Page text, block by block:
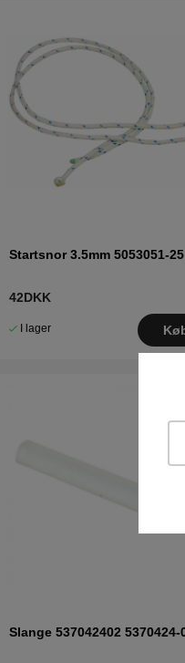
Startsnor 3.5mm 5053051-25
42DKK
I lager
Slange 537042402 5370424-